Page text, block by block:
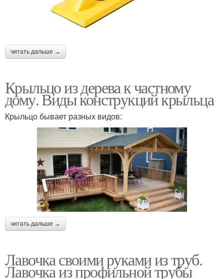
читать дальше →
Крыльцо из дерева к частному
дому. Виды конструкций крыльца
Крыльцо бывает разных видов:
читать дальше →
Лавочка своими руками из труб.
Лавочка из профильной трубы